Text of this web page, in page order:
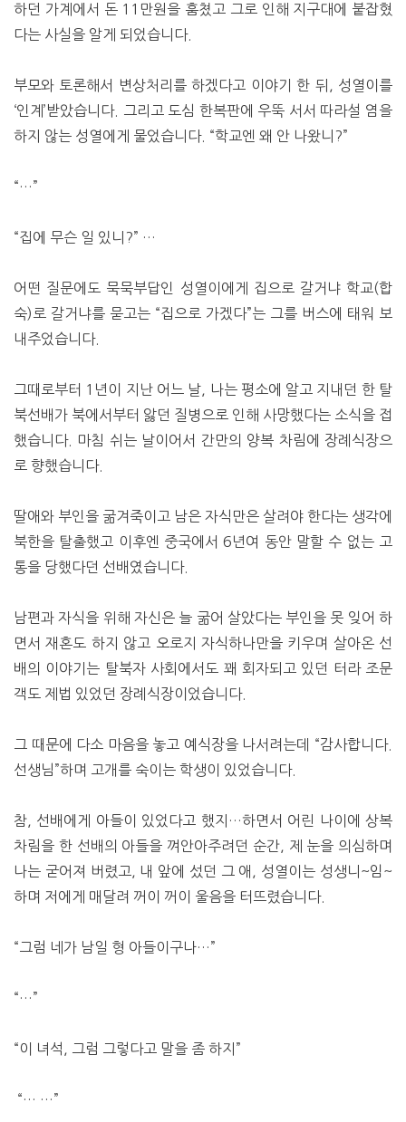
하던 가계에서 돈 11만원을 훔쳤고 그로 인해 지구대에 붙잡혔
다는 사실을 알게 되었습니다.
부모와 토론해서 변상처리를 하겠다고 이야기 한 뒤, 성열이를
‘인계’받았습니다. 그리고 도심 한복판에 우뚝 서서 따라설 염을
하지 않는 성열에게 물었습니다. “학교엔 왜 안 나왔니?”
“…”
“집에 무슨 일 있니?” …
어떤 질문에도 묵묵부답인 성열이에게 집으로 갈거냐 학교(합
숙)로 갈거냐를 묻고는 “집으로 가겠다”는 그를 버스에 태워 보
내주었습니다.
그때로부터 1년이 지난 어느 날, 나는 평소에 알고 지내던 한 탈
북선배가 북에서부터 앓던 질병으로 인해 사망했다는 소식을 접
했습니다. 마침 쉬는 날이어서 간만의 양복 차림에 장례식장으
로 향했습니다.
딸애와 부인을 굶겨죽이고 남은 자식만은 살려야 한다는 생각에
북한을 탈출했고 이후엔 중국에서 6년여 동안 말할 수 없는 고
통을 당했다던 선배였습니다.
남편과 자식을 위해 자신은 늘 굶어 살았다는 부인을 못 잊어 하
면서 재혼도 하지 않고 오로지 자식하나만을 키우며 살아온 선
배의 이야기는 탈북자 사회에서도 꽤 회자되고 있던 터라 조문
객도 제법 있었던 장례식장이었습니다.
그 때문에 다소 마음을 놓고 예식장을 나서려는데 “감사합니다.
선생님”하며 고개를 숙이는 학생이 있었습니다.
참, 선배에게 아들이 있었다고 했지…하면서 어린 나이에 상복
차림을 한 선배의 아들을 껴안아주려던 순간, 제 눈을 의심하며
나는 굳어져 버렸고, 내 앞에 섰던 그 애, 성열이는 성생니~임~
하며 저에게 매달려 꺼이 꺼이 울음을 터뜨렸습니다.
“그럼 네가 남일 형 아들이구나…”
“…”
“이 녀석, 그럼 그렇다고 말을 좀 하지”
“… …”